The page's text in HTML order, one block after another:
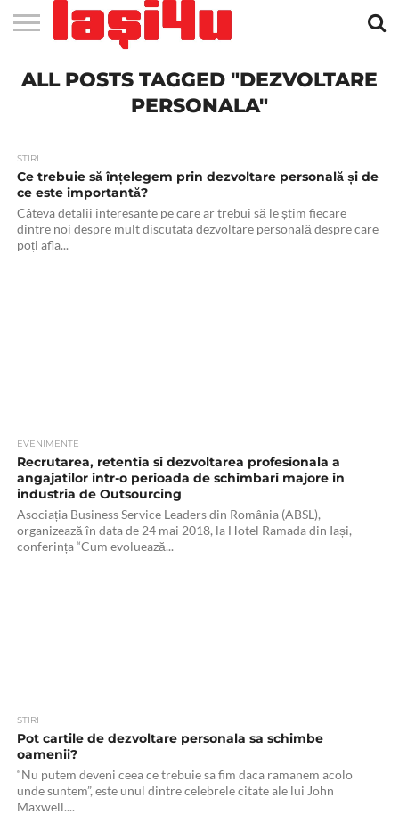
STIRI
APARTAMENTE
NOI IASI
STIRI
IASI
JOBS
IN
FILME
LA
CLUBURI /
DISCOTECI
BARURI /
CAFENELE
SALI DE
FORTA
SALOANE DE
INFRUMUSETARE
AGENTII
DE
RESTAURANTE
IN IASI
PIZZA
IN
PISCINA
IN IASI
FLORARII
RADIO
LIVE
SPALATORII
AUTO
TRACTARI
AUTO
TAXI
IN
CINEMA
TEATRU
HOTELURI
/
TEREN
SPORTIV
TEREN
TENIS
FARMACII
NON
COFFEE-
TO-GO
FIRME DE
PUBLICITATE
RENT
A
ALL POSTS TAGGED "DEZVOLTARE
PERSONALA"
STIRI
Ce trebuie să înțelegem prin dezvoltare personală și de
ce este importantă?
Câteva detalii interesante pe care ar trebui să le știm fiecare
dintre noi despre mult discutata dezvoltare personală despre care
poți afla...
EVENIMENTE
Recrutarea, retentia si dezvoltarea profesionala a
angajatilor intr-o perioada de schimbari majore in
industria de Outsourcing
Asociația Business Service Leaders din România (ABSL),
organizează în data de 24 mai 2018, la Hotel Ramada din Iași,
conferința “Cum evoluează...
STIRI
Pot cartile de dezvoltare personala sa schimbe
oamenii?
“Nu putem deveni ceea ce trebuie sa fim daca ramanem acolo
unde suntem”, este unul dintre celebrele citate ale lui John
Maxwell....